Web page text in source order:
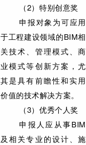
（2）特别创意奖
申报对象为可应用
于工程建设领域的BIM相
关技术、管理模式、商
业模式等创新方案，尤
其是具有前瞻性和实用
价值的技术解决方案。
（3）优秀个人奖
申报人应从事BIM
及相关专业的设计、施